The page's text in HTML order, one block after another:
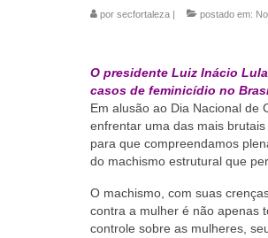
por secfortaleza | postado em:
O presidente Luiz Inácio
casos de feminicídio no
Em alusão ao Dia Nacional de
enfrentar uma das mais
para que compreendamos
do machismo estrutural que
O machismo, com suas
contra a mulher é não apenas
controle sobre as mulheres,